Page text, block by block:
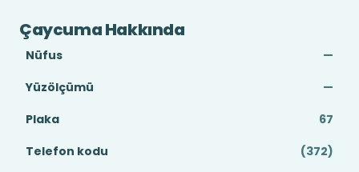
Çaycuma Hakkında
Nüfus
—
Yüzölçümü
—
Plaka
67
Telefon kodu
(372)